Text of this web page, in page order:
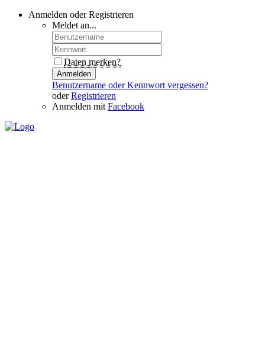
Anmelden oder Registrieren
Meldet an...
Daten merken?
Anmelden
Benutzername oder Kennwort vergessen?
oderRegistrieren
Anmelden mit Facebook